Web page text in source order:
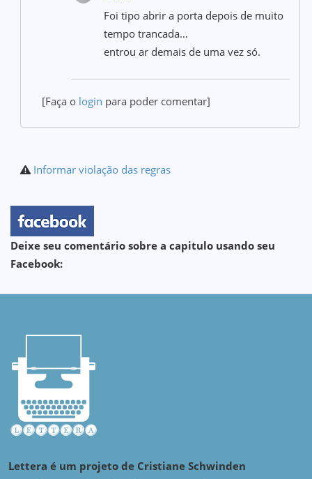
Foi tipo abrir a porta depois de muito
tempo trancada…
entrou ar demais de uma vez só.
[Faça o login para poder comentar]
Informar violação das regras
Deixe seu comentário sobre a capitulo usando seu
Facebook:
Lettera é um projeto de Cristiane Schwinden